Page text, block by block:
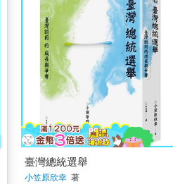
臺灣總統選舉
小笠原欣幸著